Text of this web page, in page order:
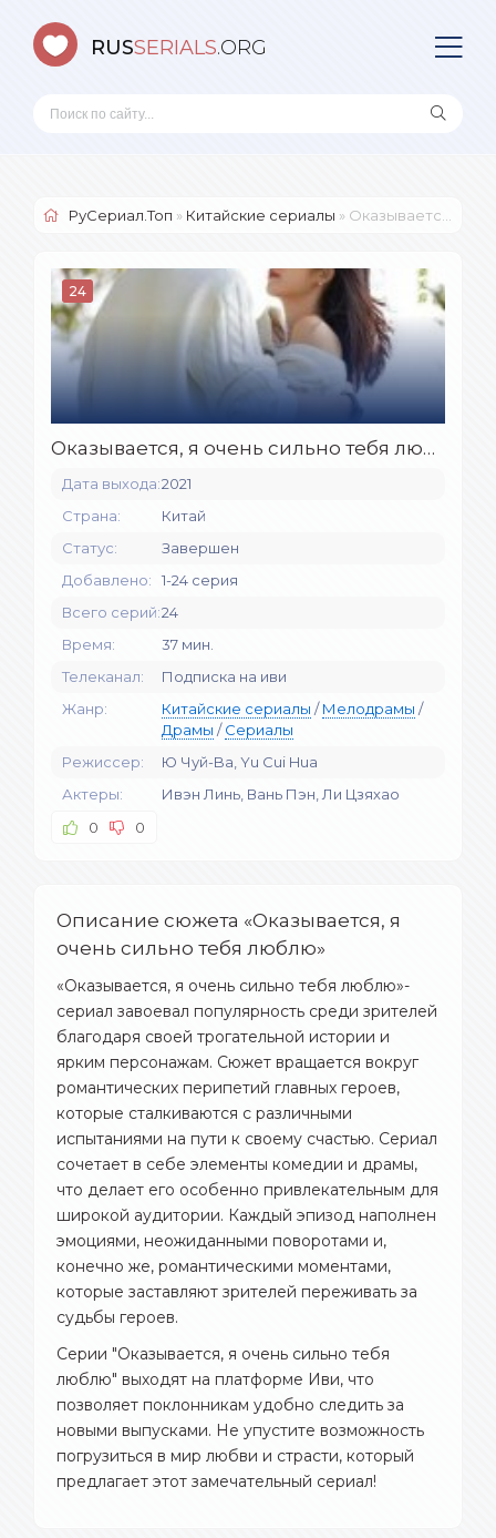
RUSSERIALS.ORG
РуСериал.Топ » Китайские сериалы » Оказывается, я очень сильно тебя люблю
24
Оказывается, я очень сильно тебя люблю (2021)
Дата выхода:2021
Страна:
Китай
Статус:
Завершен
Добавлено:
1-24 серия
Всего серий:24
Время:
37 мин.
Телеканал:
Подписка на иви
Жанр:
Китайские сериалы /Мелодрамы /
Драмы /Сериалы
Режиссер:
Ю Чуй-Ba, Yu Cui Hua
Актеры:
Ивэн Линь, Вань Пэн, Ли Цзяхао
0
0
Описание сюжета «Оказывается, я
очень сильно тебя люблю»
«Оказывается, я очень сильно тебя люблю»-
сериал завоевал популярность среди зрителей
благодаря своей трогательной истории и
ярким персонажам. Сюжет вращается вокруг
романтических перипетий главных героев,
которые сталкиваются с различными
испытаниями на пути к своему счастью. Сериал
сочетает в себе элементы комедии и драмы,
что делает его особенно привлекательным для
широкой аудитории. Каждый эпизод наполнен
эмоциями, неожиданными поворотами и,
конечно же, романтическими моментами,
которые заставляют зрителей переживать за
судьбы героев.
Серии "Оказывается, я очень сильно тебя
люблю" выходят на платформе Иви, что
позволяет поклонникам удобно следить за
новыми выпусками. Не упустите возможность
погрузиться в мир любви и страсти, который
предлагает этот замечательный сериал!